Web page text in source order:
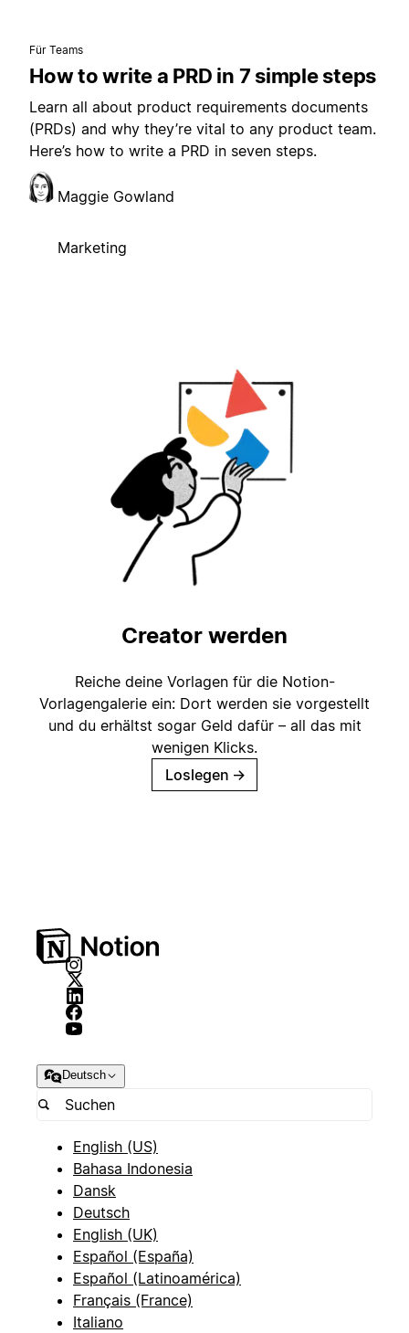
Für Teams
How to write a PRD in 7 simple steps
Learn all about product requirements documents
(PRDs) and why they’re vital to any product team.
Here’s how to write a PRD in seven steps.
Maggie Gowland
Marketing
Creator werden
Reiche deine Vorlagen für die Notion-
Vorlagengalerie ein: Dort werden sie vorgestellt
und du erhältst sogar Geld dafür – all das mit
wenigen Klicks.
Loslegen →
Deutsch
English (US)
Bahasa Indonesia
Dansk
Deutsch
English (UK)
Español (España)
Español (Latinoamérica)
Français (France)
Italiano